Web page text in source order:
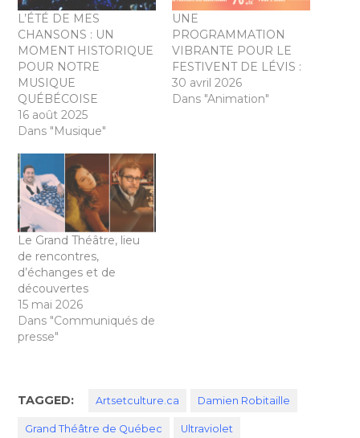
L’ÉTÉ DE MES
CHANSONS : UN
MOMENT HISTORIQUE
POUR NOTRE
MUSIQUE
QUÉBÉCOISE
16 août 2025
Dans "Musique"
UNE
PROGRAMMATION
VIBRANTE POUR LE
FESTIVENT DE LÉVIS :
30 avril 2026
Dans "Animation"
Le Grand Théâtre, lieu
de rencontres,
d’échanges et de
découvertes
15 mai 2026
Dans "Communiqués de
presse"
TAGGED: Artsetculture.ca Damien Robitaille
Grand Théâtre de Québec Ultraviolet